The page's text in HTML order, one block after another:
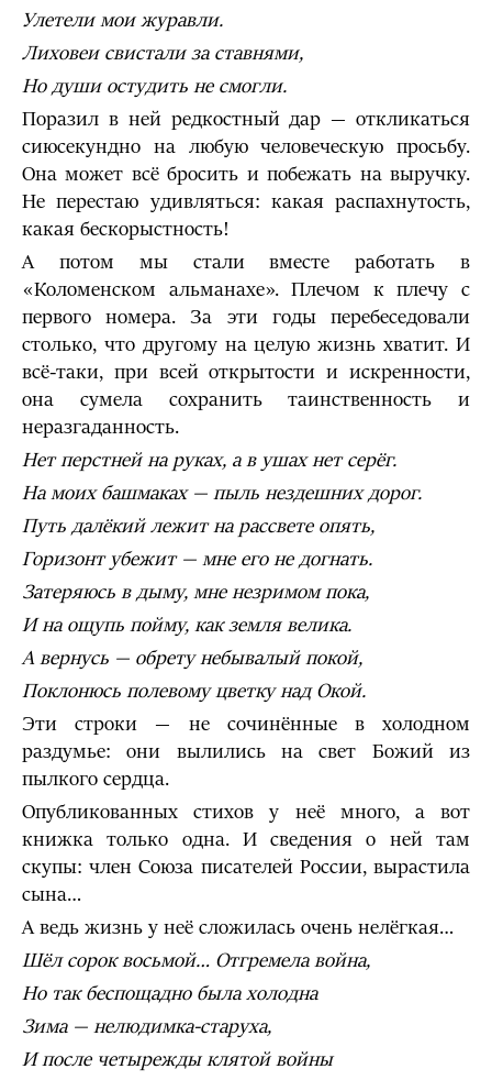
Улетели мои журавли.
Лиховеи свистали за ставнями,
Но души остудить не смогли.
Поразил в ней редкостный дар — откликаться
сиюсекундно на любую человеческую просьбу.
Она может всё бросить и побежать на выручку.
Не перестаю удивляться: какая распахнутость,
какая бескорыстность!
А потом мы стали вместе работать в
«Коломенском альманахе». Плечом к плечу с
первого номера. За эти годы перебеседовали
столько, что другому на целую жизнь хватит. И
всё-таки, при всей открытости и искренности,
она сумела сохранить таинственность и
неразгаданность.
Нет перстней на руках, а в ушах нет серёг.
На моих башмаках — пыль нездешних дорог.
Путь далёкий лежит на рассвете опять,
Горизонт убежит — мне его не догнать.
Затеряюсь в дыму, мне незримом пока,
И на ощупь пойму, как земля велика.
А вернусь — обрету небывалый покой,
Поклонюсь полевому цветку над Окой.
Эти строки — не сочинённые в холодном
раздумье: они вылились на свет Божий из
пылкого сердца.
Опубликованных стихов у неё много, а вот
книжка только одна. И сведения о ней там
скупы: член Союза писателей России, вырастила
сына…
А ведь жизнь у неё сложилась очень нелёгкая…
Шёл сорок восьмой… Отгремела война,
Но так беспощадно была холодна
Зима — нелюдимка-старуха,
И после четырежды клятой войны